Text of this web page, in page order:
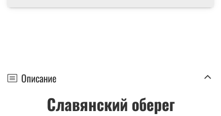
Описание
Славянский оберег